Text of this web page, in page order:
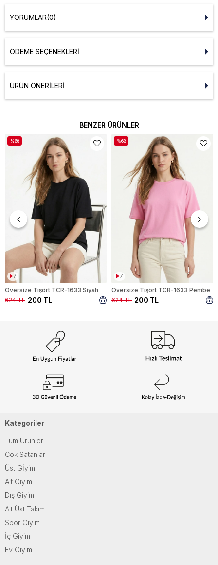
YORUMLAR(0)
ÖDEME SEÇENEKLERI
ÜRÜN ÖNERILERI
BENZER ÜRÜNLER
7
Oversize Tişört TCR-1633 Siyah
200 TL
624 TL
%68
7
Oversize Tişört TCR-1633 Pembe
200 TL
624 TL
%68
Kategoriler
Tüm Ürünler
Çok Satanlar
Üst Gİyim
Alt Giyim
Dış Giyim
Alt Üst Takım
Spor Giyim
İç Giyim
Ev Giyim